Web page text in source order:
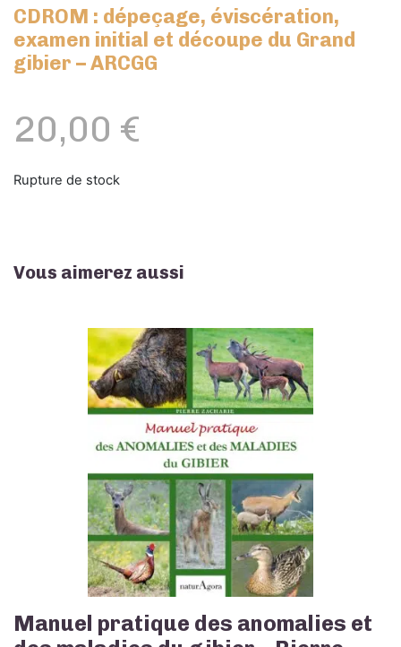
CDROM : dépeçage, éviscération,
examen initial et découpe du Grand
gibier – ARCGG
20,00 €
Rupture de stock
Vous aimerez aussi
Manuel pratique des anomalies et